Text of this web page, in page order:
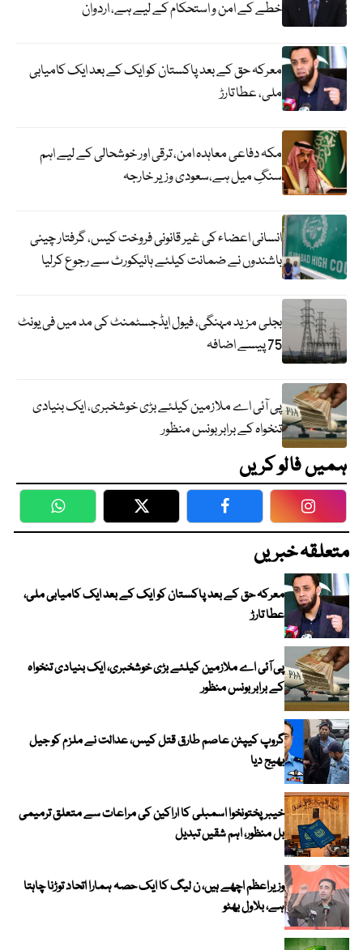
خطے کے امن و استحکام کے لیے ہے، اردوان
معرکہ حق کے بعد پاکستان کو ایک کے بعد ایک کامیابی
ملی، عطا تارڑ
مکہ دفاعی معاہدہ امن، ترقی اور خوشحالی کے لیے اہم
سنگِ میل ہے،سعودی وزیر خارجہ
انسانی اعضاء کی غیر قانونی فروخت کیس، گرفتار چینی
باشندوں نے ضمانت کیلئے ہائیکورٹ سے رجوع کرلیا
بجلی مزید مہنگی، فیول ایڈجسٹمنٹ کی مد میں فی یونٹ
75 پیسے اضافہ
پی آئی اے ملازمین کیلئے بڑی خوشخبری، ایک بنیادی
تنخواہ کے برابر بونس منظور
ہمیں فالو کریں
WhatsApp Twitter Facebook
متعلقہ خبریں
معرکہ حق کے بعد پاکستان کو ایک کے بعد ایک کامیابی ملی،
عطا تارڑ
پی آئی اے ملازمین کیلئے بڑی خوشخبری، ایک بنیادی تنخواہ
کے برابر بونس منظور
گروپ کیپٹن عاصم طارق قتل کیس، عدالت نے ملزم کو جیل
بھیج دیا
خیبرپختونخوا اسمبلی کا اراکین کی مراعات سے متعلق ترمیمی
بل منظور، اہم شقیں تبدیل
وزیراعظم اچھے ہیں، ن لیگ کا ایک حصہ ہمارا اتحاد توڑنا چاہتا
ہے، بلاول بھٹو